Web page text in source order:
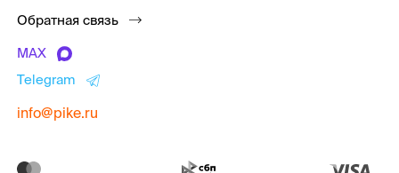
Обратная связь
MAX
Telegram
info@pike.ru